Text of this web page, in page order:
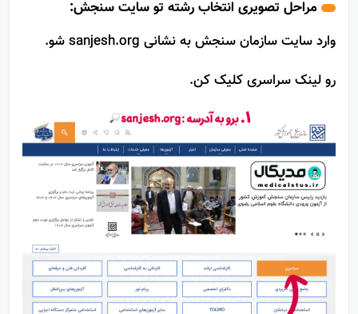
مراحل تصویری انتخاب رشته تو سایت سنجش:
وارد سایت سازمان سنجش به نشانی sanjesh.org شو.
رو لینک سراسری کلیک کن.